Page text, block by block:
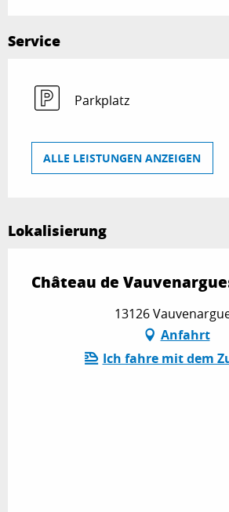
Service
Parkplatz
ALLE LEISTUNGEN ANZEIGEN
Lokalisierung
Château de
13126
Anfahrt
Ich fahre mit dem